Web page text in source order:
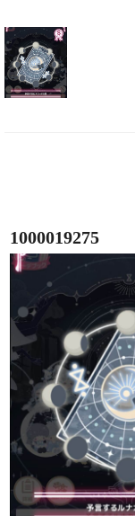
1000019275